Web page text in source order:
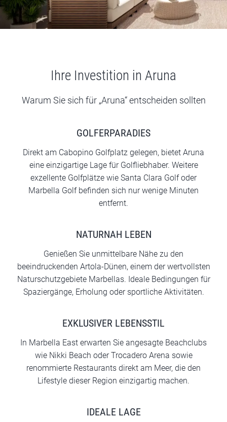
Ihre Investition in Aruna
Warum Sie sich für „Aruna“ entscheiden sollten
GOLFERPARADIES
Direkt am Cabopino Golfplatz gelegen, bietet Aruna
eine einzigartige Lage für Golfliebhaber. Weitere
exzellente Golfplätze wie Santa Clara Golf oder
Marbella Golf befinden sich nur wenige Minuten
entfernt.
NATURNAH LEBEN
Genießen Sie unmittelbare Nähe zu den
beeindruckenden Artola-Dünen, einem der wertvollsten
Naturschutzgebiete Marbellas. Ideale Bedingungen für
Spaziergänge, Erholung oder sportliche Aktivitäten.
EXKLUSIVER LEBENSSTIL
In Marbella East erwarten Sie angesagte Beachclubs
wie Nikki Beach oder Trocadero Arena sowie
renommierte Restaurants direkt am Meer, die den
Lifestyle dieser Region einzigartig machen.
IDEALE LAGE